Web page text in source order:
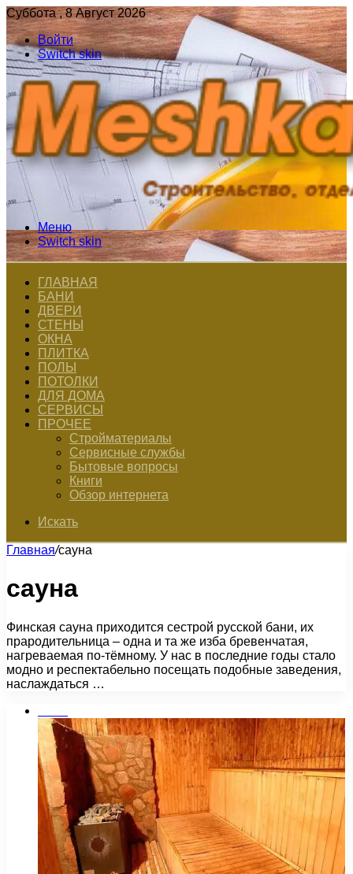
Суббота , 8 Август 2026
Войти
Switch skin
Меню
Switch skin
ГЛАВНАЯ
БАНИ
ДВЕРИ
СТЕНЫ
ОКНА
ПЛИТКА
ПОЛЫ
ПОТОЛКИ
ДЛЯ ДОМА
СЕРВИСЫ
ПРОЧЕЕ
Стройматериалы
Сервисные службы
Бытовые вопросы
Книги
Обзор интернета
Искать
Главная/сауна
сауна
Финская сауна приходится сестрой русской бани, их
прародительница – одна и та же изба бревенчатая,
нагреваемая по-тёмному. У нас в последние годы стало
модно и респектабельно посещать подобные заведения,
наслаждаться …